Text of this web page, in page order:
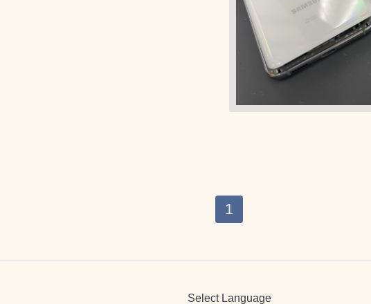
1
Select Language